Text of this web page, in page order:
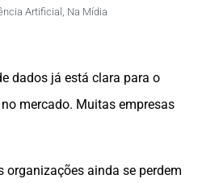
Artificial Na Mídia
dados já está clara para o
mercado. Muitas empresas
organizações ainda se perdem